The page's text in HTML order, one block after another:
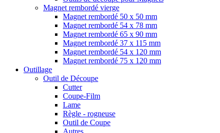
Magnet rembordé vierge
Magnet rembordé 50 x 50 mm
Magnet rembordé 54 x 78 mm
Magnet rembordé 65 x 90 mm
Magnet rembordé 37 x 115 mm
Magnet rembordé 54 x 120 mm
Magnet rembordé 75 x 120 mm
Outillage
Outil de Découpe
Cutter
Coupe-Film
Lame
Règle - rogneuse
Outil de Coupe